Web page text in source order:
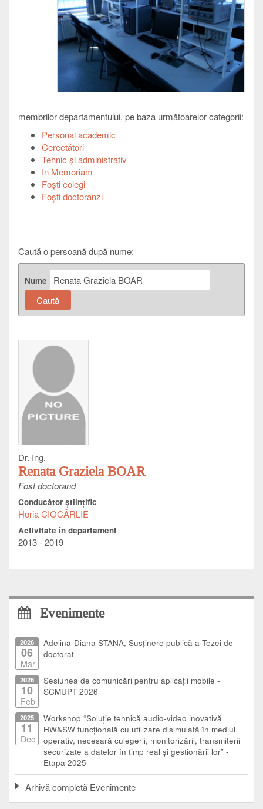
membrilor departamentului, pe baza următoarelor categorii:
Personal academic
Cercetători
Tehnic şi administrativ
In Memoriam
Foşti colegi
Foşti doctoranzi
Caută o persoană după nume:
Nume
Dr. Ing.
Renata Graziela BOAR
Fost doctorand
Conducător ştiinţific
Horia CIOCÂRLIE
Activitate în departament
2013 - 2019
Evenimente
2026
06
Mar
Adelina-Diana STANA, Susținere publică a Tezei de
doctorat
2026
10
Feb
Sesiunea de comunicări pentru aplicații mobile -
SCMUPT 2026
2025
11
Dec
Workshop “Soluție tehnică audio-video inovativă
HW&SW funcțională cu utilizare disimulată în mediul
operativ, necesară culegerii, monitorizării, transmiterii
securizate a datelor în timp real și gestionării lor” -
Etapa 2025
Arhivă completă Evenimente